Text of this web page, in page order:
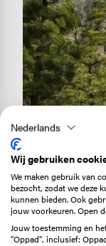
Duik in
Nog een tip
een nationaal
Nederlands
Wij gebruiken
We maken gebruik van
bezocht, zodat we deze
kunnen bieden. Ook
jouw voorkeuren. Open
Jouw toestemming en
"Oppad", inclusief: